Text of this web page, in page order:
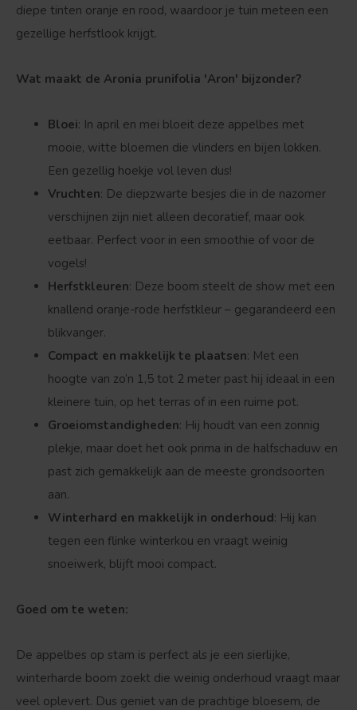
diepe tinten oranje en rood, waardoor je tuin meteen een
gezellige herfstlook krijgt.
Wat maakt de Aronia prunifolia 'Aron' bijzonder?
Bloei: In april en mei bloeit deze appelbes met
mooie, witte bloemen die vlinders en bijen lokken.
Een gezellig hoekje vol leven dus!
Vruchten: De diepzwarte besjes die in de nazomer
verschijnen zijn niet alleen decoratief, maar ook
eetbaar. Perfect voor in een smoothie of voor de
vogels!
Herfstkleuren: Deze boom steelt de show met een
knallend oranje-rode herfstkleur – gegarandeerd een
blikvanger.
Compact en makkelijk te plaatsen: Met een
hoogte van zo’n 1,5 tot 2 meter past hij ideaal in een
kleinere tuin, op het terras of in een ruime pot.
Groeiomstandigheden: Hij houdt van een zonnig
plekje, maar doet het ook prima in de halfschaduw en
past zich gemakkelijk aan de meeste grondsoorten
aan.
Winterhard en makkelijk in onderhoud: Hij kan
tegen een flinke winterkou en vraagt weinig
snoeiwerk, blijft mooi compact.
Goed om te weten:
De appelbes op stam is perfect als je een sierlijke,
winterharde boom zoekt die weinig onderhoud vraagt maar
veel oplevert. Dus geniet van de prachtige bloesem, de
Bolvorm Verspreide vorm